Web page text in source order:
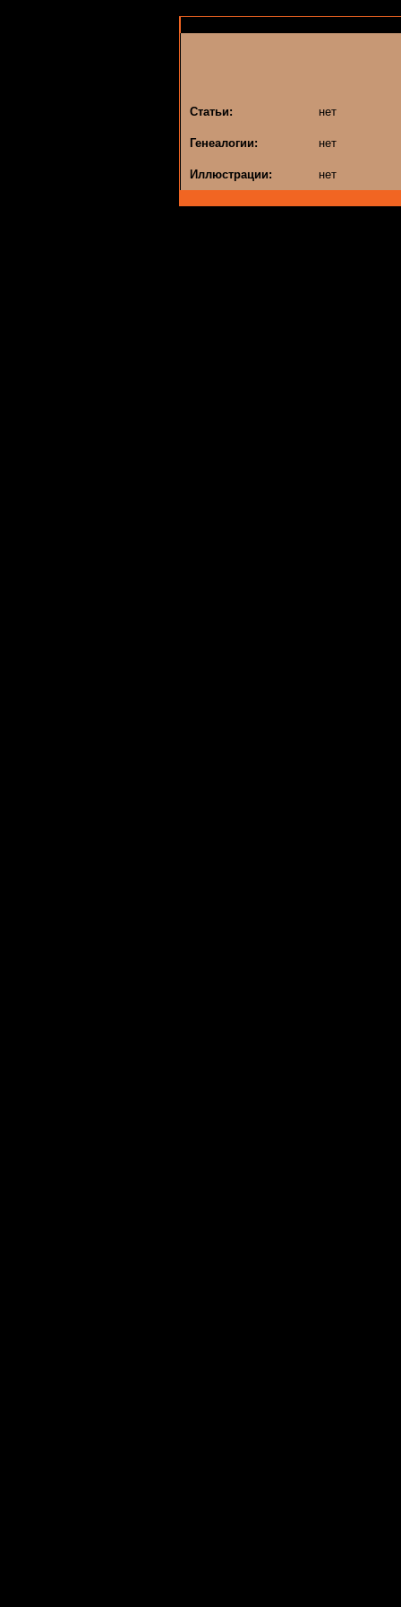
Статьи: нет
Генеалогии: нет
Иллюстрации: нет